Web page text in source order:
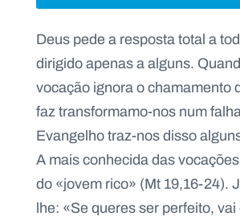
Deus pede a resposta total a
dirigido apenas a alguns.
vocação ignora o chamamento
faz transformamo-nos num
Evangelho traz-nos disso
A mais conhecida das
do «jovem rico» (Mt 19,16-24).
lhe: «Se queres ser perfeito,
s
e
tt
e
r